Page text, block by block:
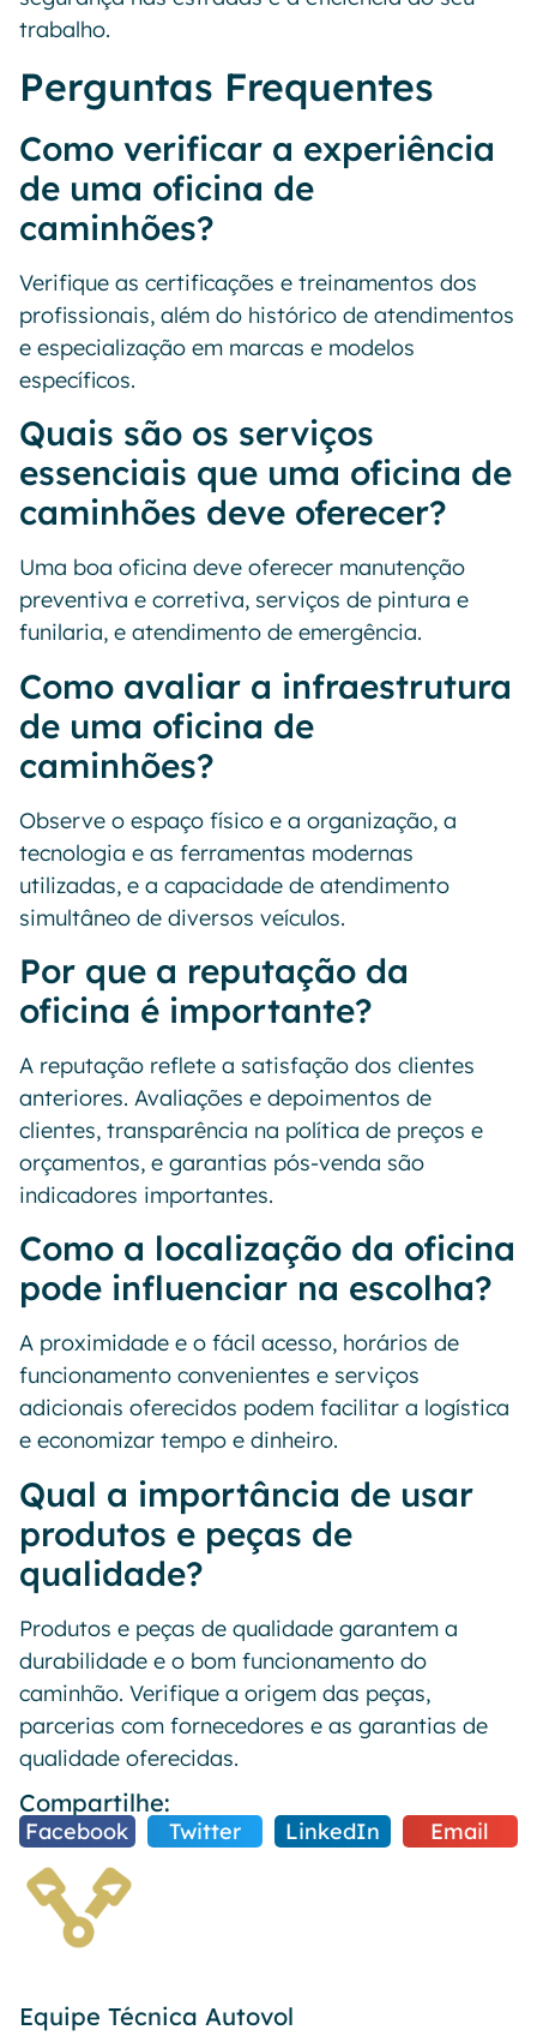
trabalho.
Perguntas Frequentes
Como verificar a experiência
de uma oficina de
caminhões?
Verifique as certificações e treinamentos dos
profissionais, além do histórico de atendimentos
e especialização em marcas e modelos
específicos.
Quais são os serviços
essenciais que uma oficina de
caminhões deve oferecer?
Uma boa oficina deve oferecer manutenção
preventiva e corretiva, serviços de pintura e
funilaria, e atendimento de emergência.
Como avaliar a infraestrutura
de uma oficina de
caminhões?
Observe o espaço físico e a organização, a
tecnologia e as ferramentas modernas
utilizadas, e a capacidade de atendimento
simultâneo de diversos veículos.
Por que a reputação da
oficina é importante?
A reputação reflete a satisfação dos clientes
anteriores. Avaliações e depoimentos de
clientes, transparência na política de preços e
orçamentos, e garantias pós-venda são
indicadores importantes.
Como a localização da oficina
pode influenciar na escolha?
A proximidade e o fácil acesso, horários de
funcionamento convenientes e serviços
adicionais oferecidos podem facilitar a logística
e economizar tempo e dinheiro.
Qual a importância de usar
produtos e peças de
qualidade?
Produtos e peças de qualidade garantem a
durabilidade e o bom funcionamento do
caminhão. Verifique a origem das peças,
parcerias com fornecedores e as garantias de
qualidade oferecidas.
Compartilhe:
Facebook Twitter LinkedIn Email
Equipe Técnica Autovol